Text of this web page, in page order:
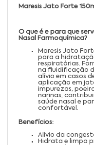
Maresis Jato Forte
O que é e para que
Nasal Farmoquímica?
Maresis Jato
para a
respiratórias.
na fluidificação
alívio em casos
aplicação em
impurezas,
narinas,
saúde nasal e
confortável.
Benefícios:
Alívio da
Hidrata e limpa